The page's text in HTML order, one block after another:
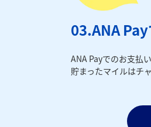
03.ANA
ANA Payでのお支払
貯まったマイルはチ